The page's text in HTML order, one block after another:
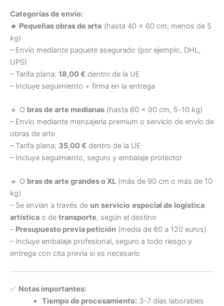
Categorías de envío:
🔹 Pequeñas obras de arte (hasta 40 x 60 cm, menos de 5
kg)
– Envío mediante paquete asegurado (por ejemplo, DHL,
UPS)
– Tarifa plana: 18,00 € dentro de la UE
– Incluye seguimiento + firma en la entrega
🔹 O bras de arte medianas (hasta 60 x 90 cm, 5-10 kg)
– Envío mediante mensajería premium o servicio de envío de
obras de arte
– Tarifa plana: 35,00 € dentro de la UE
– Incluye seguimiento, seguro y embalaje protector
🔹 O bras de arte grandes o XL (más de 90 cm o más de 10
kg)
– Se envían a través de un servicio especial de logística
artística o de transporte, según el destino
– Presupuesto previa petición (media de 60 a 120 euros)
– Incluye embalaje profesional, seguro a todo riesgo y
entrega con cita previa si es necesario
✅ Notas importantes:
Tiempo de procesamiento:3-7 días laborables